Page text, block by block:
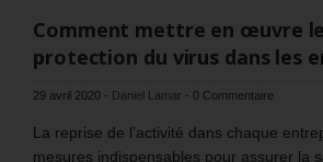
Comment mettre en œuvre
protection du virus dans les
29 avril 2020 - Daniel Lamar - 0 Commentaire
La reprise de l’activité dans chaque
mesures indispensables pour assurer la